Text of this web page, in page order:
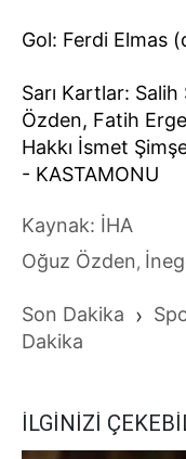
Gol: Ferdi Elmas
Sarı Kartlar:
Özden, Fatih
Hakkı İsmet
- KASTAMONU
Kaynak: İHA
Oğuz Özden,
Son Dakika ›
Dakika